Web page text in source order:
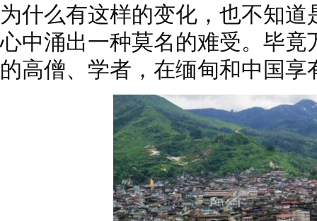
为什么有这样的变化，也不知
心中涌出一种莫名的难受。毕竟
的高僧、学者，在缅甸和中国享